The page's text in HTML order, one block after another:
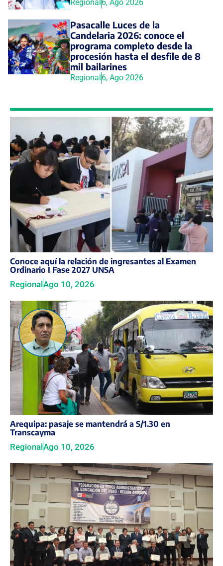
Regional 6, Ago 2026
Pasacalle Luces de la
Candelaria 2026: conoce el
programa completo desde la
procesión hasta el desfile de 8
mil bailarines
Regional6, Ago 2026
Conoce aquí la relación de ingresantes al Examen
Ordinario I Fase 2027 UNSA
RegionalAgo 10, 2026
Arequipa: pasaje se mantendrá a S/1.30 en
Transcayma
Regional Ago 10, 2026